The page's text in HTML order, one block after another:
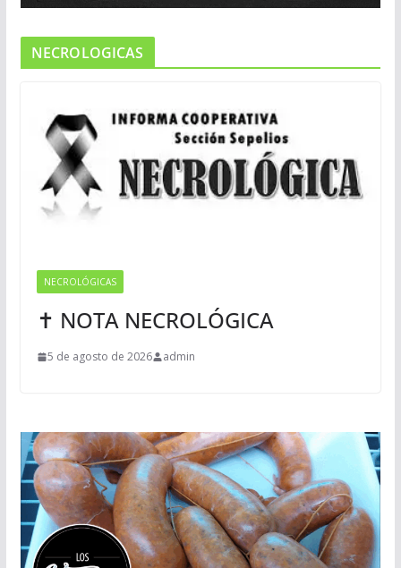
NECROLOGICAS
NECROLÓGICAS
✝ NOTA NECROLÓGICA
5 de agosto de 2026 admin